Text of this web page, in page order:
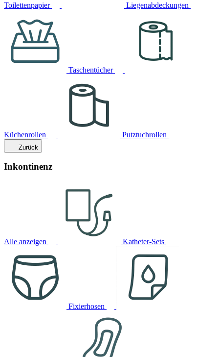
Toilettenpapier Liegenabdeckungen
Taschentücher
Küchenrollen Putztuchrollen
Zurück
Inkontinenz
Alle anzeigen Katheter-Sets
Fixierhosen